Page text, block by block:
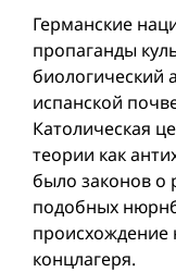
Германские
пропаганды
биологический
испанской
Католическая
теории как
было законов о
подобных
концлагеря.